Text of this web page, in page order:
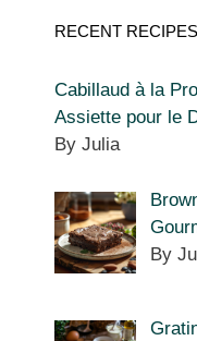
RECENT RECIPES
Cabillaud à la
Assiette pour le
By Julia
By